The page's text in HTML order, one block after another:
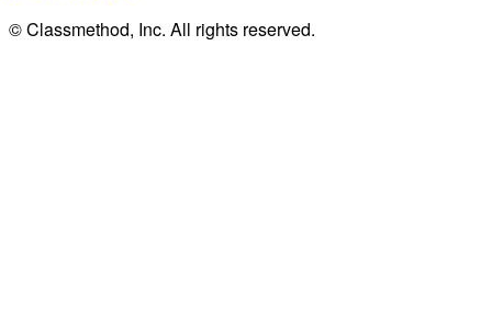
© Classmethod, Inc. All rights reserved.